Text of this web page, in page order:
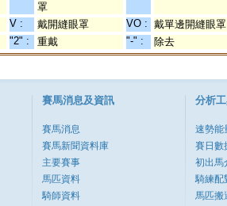
罩
V : 戴開縫眼罩 VO : 戴單邊開縫眼罩
"2" : 重戴 "-" : 除去
賽馬消息及資訊
賽馬消息
賽馬新聞資料庫
主要賽事
馬匹資料
騎師資料
分析
速勢能
賽日數
初出馬
騎練配
馬匹搬